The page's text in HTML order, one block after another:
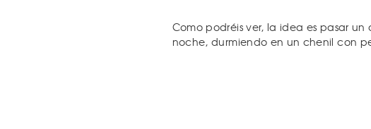
Como podréis ver, la idea es pasar
noche, durmiendo en un chenil con